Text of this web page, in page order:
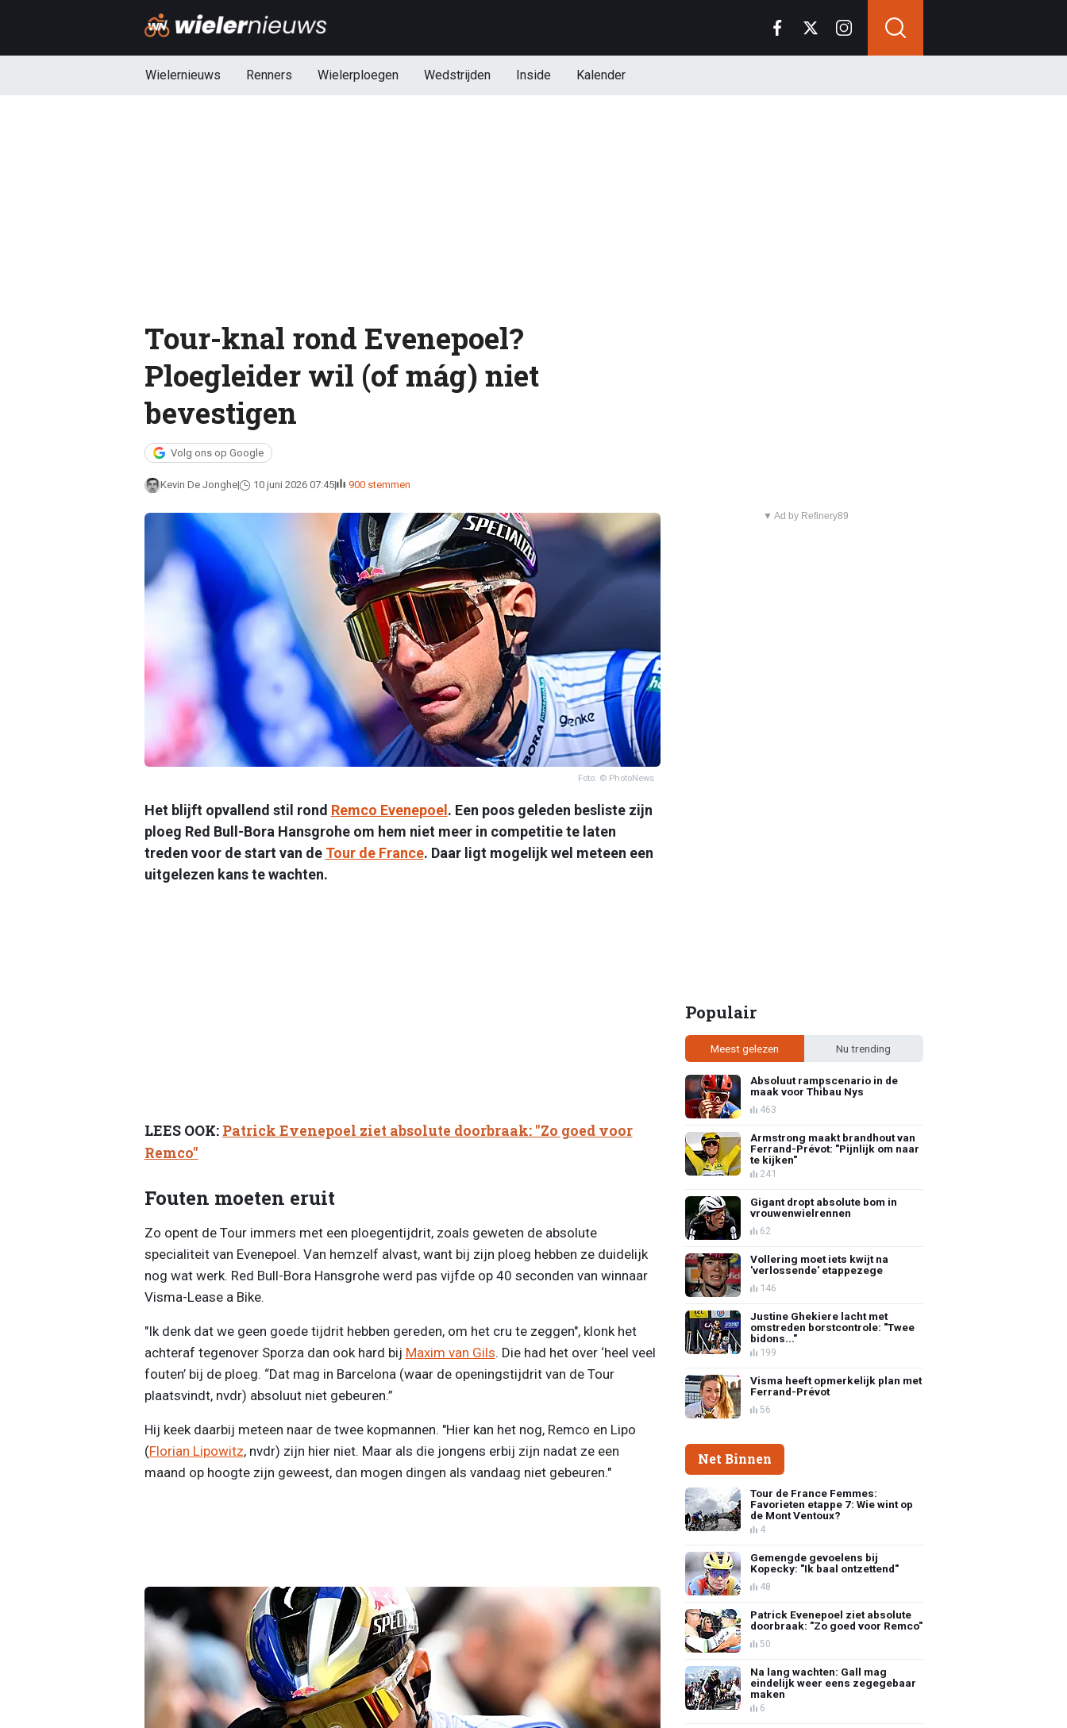
Wielernieuws Renners Wielerploegen Wedstrijden Inside Kalender
Tour-knal rond Evenepoel?
Ploegleider wil (of mág) niet
bevestigen
Volg ons op Google
Kevin De Jonghe 10 juni 2026 07:45 900 stemmen
Foto: © PhotoNews
Het blijft opvallend stil rond Remco Evenepoel. Een poos geleden besliste zijn
ploeg Red Bull-Bora Hansgrohe om hem niet meer in competitie te laten
treden voor de start van de Tour de France. Daar ligt mogelijk wel meteen een
uitgelezen kans te wachten.
LEES OOK: Patrick Evenepoel ziet absolute doorbraak: "Zo goed voor
Remco"
Fouten moeten eruit
Zo opent de Tour immers met een ploegentijdrit, zoals geweten de absolute
specialiteit van Evenepoel. Van hemzelf alvast, want bij zijn ploeg hebben ze duidelijk
nog wat werk. Red Bull-Bora Hansgrohe werd pas vijfde op 40 seconden van winnaar
Visma-Lease a Bike.
"Ik denk dat we geen goede tijdrit hebben gereden, om het cru te zeggen", klonk het
achteraf tegenover Sporza dan ook hard bij Maxim van Gils. Die had het over ‘heel veel
fouten’ bij de ploeg. “Dat mag in Barcelona (waar de openingstijdrit van de Tour
plaatsvindt, nvdr) absoluut niet gebeuren.”
Hij keek daarbij meteen naar de twee kopmannen. "Hier kan het nog, Remco en Lipo
(Florian Lipowitz, nvdr) zijn hier niet. Maar als die jongens erbij zijn nadat ze een
maand op hoogte zijn geweest, dan mogen dingen als vandaag niet gebeuren."
▼ Ad by Refinery89
Populair
Meest gelezen Nu trending
Absoluut rampscenario in de
maak voor Thibau Nys
463
Armstrong maakt brandhout van
Ferrand-Prévot: "Pijnlijk om naar
te kijken"
241
Gigant dropt absolute bom in
vrouwenwielrennen
62
Vollering moet iets kwijt na
'verlossende' etappezege
146
Justine Ghekiere lacht met
omstreden borstcontrole: "Twee
bidons..."
199
Visma heeft opmerkelijk plan met
Ferrand-Prévot
56
Net Binnen
Tour de France Femmes:
Favorieten etappe 7: Wie wint op
de Mont Ventoux?
4
Gemengde gevoelens bij
Kopecky: "Ik baal ontzettend"
48
Patrick Evenepoel ziet absolute
doorbraak: "Zo goed voor Remco"
50
Na lang wachten: Gall mag
eindelijk weer eens zegegebaar
maken
6